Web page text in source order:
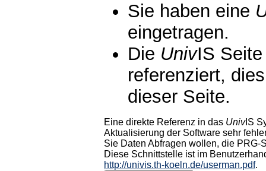
Sie haben eine
eingetragen.
Die UnivIS
referenziert,
dieser Seite.
Eine direkte Referenz in das UnivIS
Aktualisierung der Software sehr
Sie Daten Abfragen wollen, die PRG-
Diese Schnittstelle ist im
http://univis.th-koeln.de/userman.pdf.